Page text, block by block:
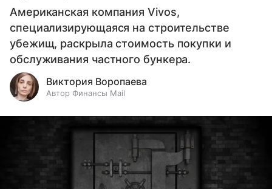
Американская компания Vivos,
специализирующаяся на строительстве
убежищ, раскрыла стоимость покупки и
обслуживания частного бункера.
Виктория Воропаева
Автор Финансы Mail